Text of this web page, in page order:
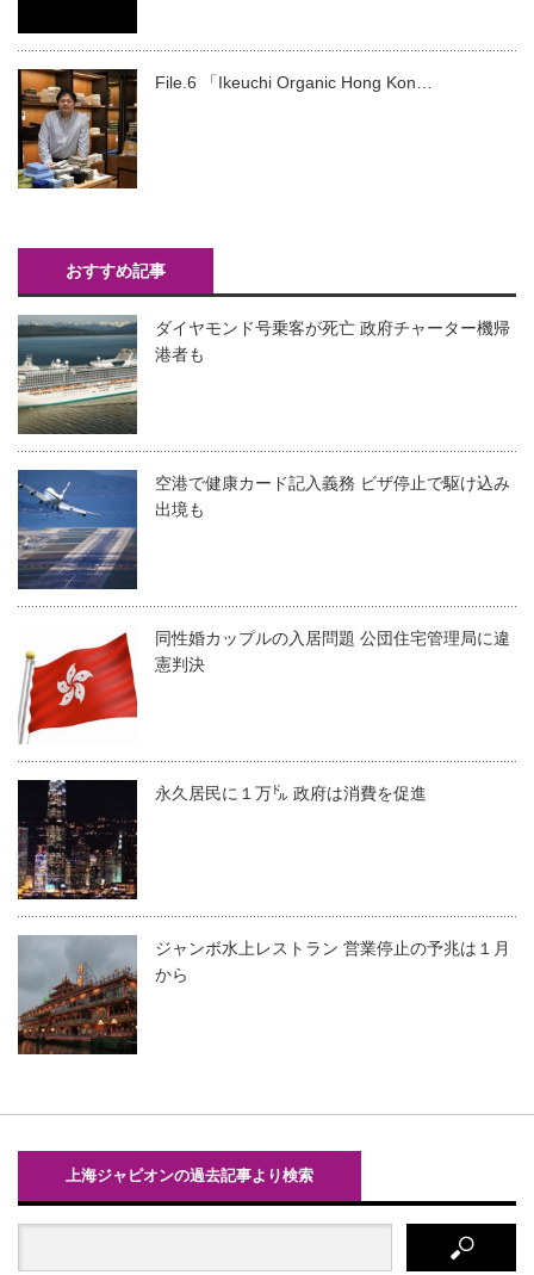
File.6 「Ikeuchi Organic Hong Kon…
おすすめ記事
ダイヤモンド号乗客が死亡 政府チャーター機帰
港者も
空港で健康カード記入義務 ビザ停止で駆け込み
出境も
同性婚カップルの入居問題 公団住宅管理局に違
憲判決
永久居民に１万㌦ 政府は消費を促進
ジャンボ水上レストラン 営業停止の予兆は１月
から
上海ジャピオンの過去記事より検索